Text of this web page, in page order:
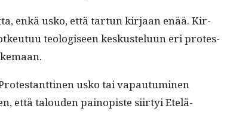
enkä usko, että tar­tun kir­jaan enää. Kir­
teol­o­giseen keskustelu­un eri protes­
usko tai vapau­tu­mi­nen
että talouden pain­opiste siir­tyi Etelä-